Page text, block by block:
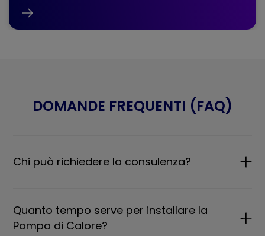
DOMANDE FREQUENTI (FAQ)
Chi può richiedere la consulenza?
Quanto tempo serve per installare la
Pompa di Calore?